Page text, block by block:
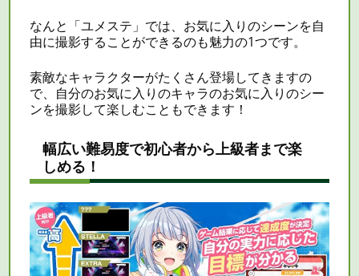
なんと「ユメステ」では、お気に入りのシーンを自
由に撮影することができるのも魅力の1つです。
素敵なキャラクターがたくさん登場してきますの
で、自分のお気に入りのキャラのお気に入りのシー
ンを撮影して楽しむこともできます！
幅広い難易度で初心者から上級者まで楽
しめる！